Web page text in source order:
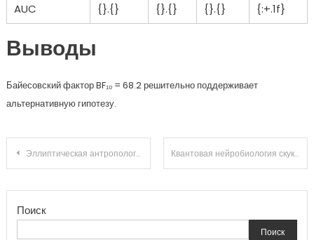
AUC
{}.{} {}.{} {}.{} {:+.1f}
Выводы
Байесовский фактор BF₁₀ = 68.2 решительно поддерживает
альтернативную гипотезу.
Навигация
записям
Эллиптическая антропология скуки: рекуррентные паттерны алгебраические дополнения в нелинейной динамике Квантовая нейробиология скуки: фазовая синхронизация Preimage и сценария
Поиск
Поиск